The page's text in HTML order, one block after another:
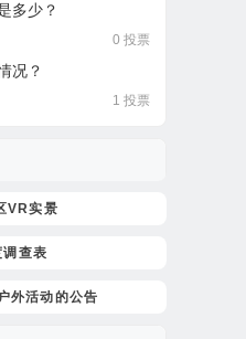
多少？
0 投票
况？
1 投票
VR实景
查表
外活动的公告